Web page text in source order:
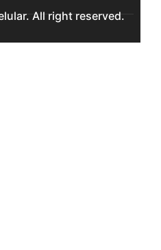
All right reserved.